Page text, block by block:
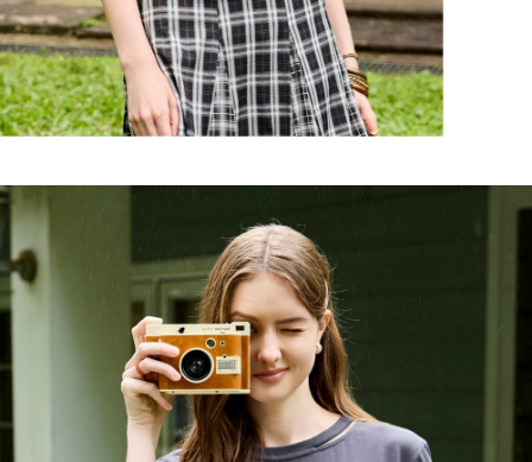
請求用戶進行身份認證。
５．嚴禁一人註冊多個帳號或使用他人資訊註冊。若發現惡意使用之情形，
恩沛科技股份有限公司將有權停止該用戶之使用額度並採取法律行動。
付款後門市自取
免運費
海外配送